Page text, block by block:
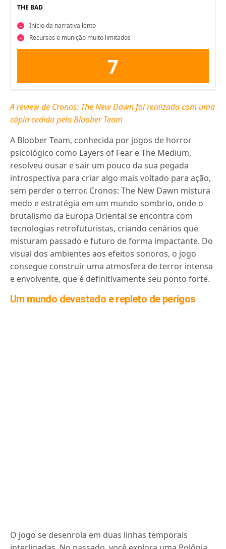
THE BAD
Início da narrativa lento
Recursos e munição muito limitados
7
A review de Cronos: The New Dawn foi realizada com uma
cópia cedida pela Bloober Team
A Bloober Team, conhecida por jogos de horror
psicológico como Layers of Fear e The Medium,
resolveu ousar e sair um pouco da sua pegada
introspectiva para criar algo mais voltado para ação,
sem perder o terror. Cronos: The New Dawn mistura
medo e estratégia em um mundo sombrio, onde o
brutalismo da Europa Oriental se encontra com
tecnologias retrofuturistas, criando cenários que
misturam passado e futuro de forma impactante. Do
visual dos ambientes aos efeitos sonoros, o jogo
consegue construir uma atmosfera de terror intensa
e envolvente, que é definitivamente seu ponto forte.
Um mundo devastado e repleto de perigos
O jogo se desenrola em duas linhas temporais